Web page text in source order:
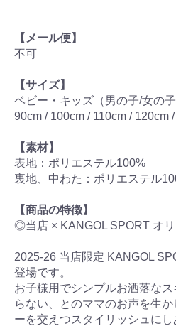
【メール便】
不可
【サイズ】
ベビー・キッズ（男の子/女の子
90cm / 100cm / 110cm / 120cm
【素材】
表地：ポリエステル100%
裏地、中わた：ポリエステル
【商品の特徴】
◎当店 × KANGOL SPORT オ
2025-26 当店限定 KANGOL
登場です。
お子様用でシンプルお洒落な
らない、とのママのお声を生
ーを交えつスタイリッシュにし